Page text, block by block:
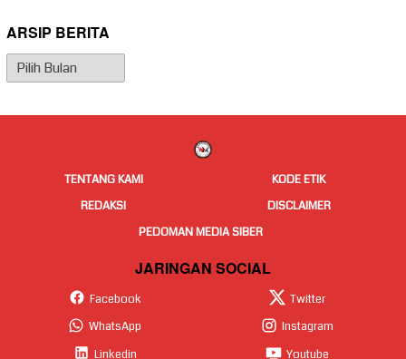
ARSIP BERITA
Arsip
Berita
TENTANG KAMI
KODE ETIK
REDAKSI
DISCLAIMER
PEDOMAN MEDIA SIBER
JARINGAN SOCIAL
Facebook
Twitter
WhatsApp
Instagram
Linkedin
Youtube